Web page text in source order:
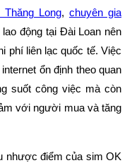
Thăng Long, chuyên gia
động tại Đài Loan nên
phí liên lạc quốc tế. Việc
ổn định theo quan
suốt công việc mà còn
với người mua và tăng
nhược điểm của sim OK